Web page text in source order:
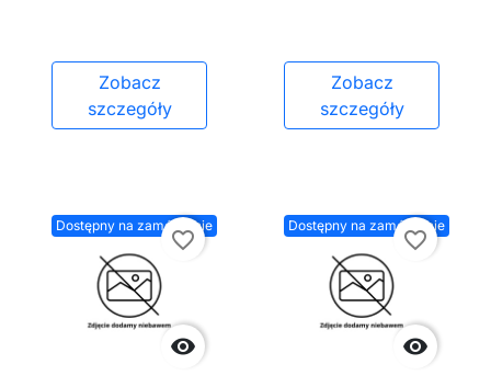
Zobacz
szczegóły
Zobacz
szczegóły
Dostępny na zamówienie

favorite_border
Dostępny na zamówienie

favorite_border